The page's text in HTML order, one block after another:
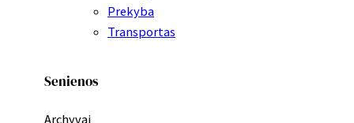
Prekyba
Transportas
Senienos
Archyvai